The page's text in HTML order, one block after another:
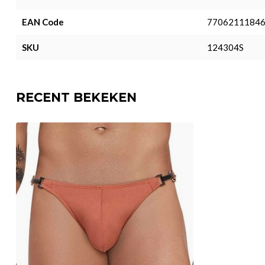
EAN Code
SKU 124304S
RECENT BEKEKEN